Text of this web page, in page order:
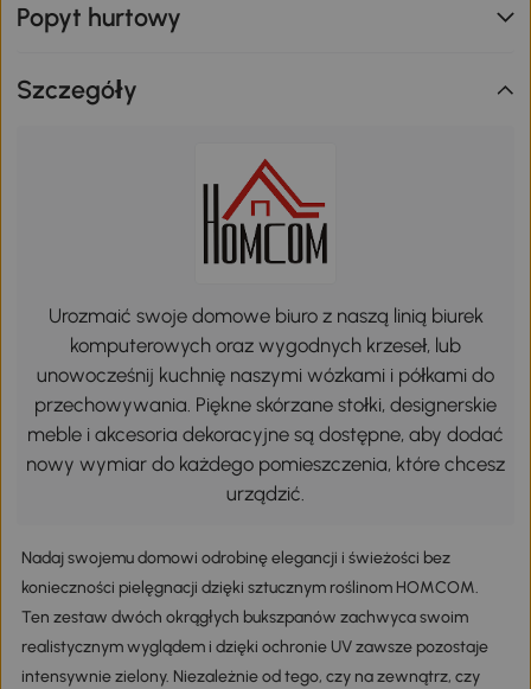
Popyt hurtowy
Szczegóły
Urozmaić swoje domowe biuro z naszą linią biurek
komputerowych oraz wygodnych krzeseł, lub
unowocześnij kuchnię naszymi wózkami i półkami do
przechowywania. Piękne skórzane stołki, designerskie
meble i akcesoria dekoracyjne są dostępne, aby dodać
nowy wymiar do każdego pomieszczenia, które chcesz
urządzić.
Nadaj swojemu domowi odrobinę elegancji i świeżości bez
konieczności pielęgnacji dzięki sztucznym roślinom HOMCOM.
Ten zestaw dwóch okrągłych bukszpanów zachwyca swoim
realistycznym wyglądem i dzięki ochronie UV zawsze pozostaje
intensywnie zielony. Niezależnie od tego, czy na zewnątrz, czy